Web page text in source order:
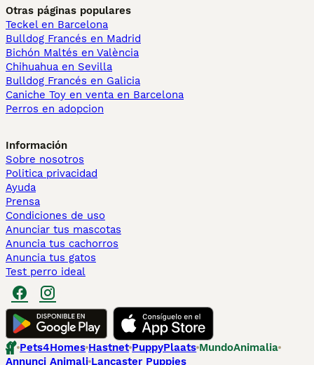
Otras páginas populares
Teckel en Barcelona
Bulldog Francés en Madrid
Bichón Maltés en València
Chihuahua en Sevilla
Bulldog Francés en Galicia
Caniche Toy en venta en Barcelona
Perros en adopcion
Información
Sobre nosotros
Politica privacidad
Ayuda
Prensa
Condiciones de uso
Anunciar tus mascotas
Anuncia tus cachorros
Anuncia tus gatos
Test perro ideal
Pets4Homes Hastnet PuppyPlaats MundoAnimalia
Annunci Animali Lancaster Puppies